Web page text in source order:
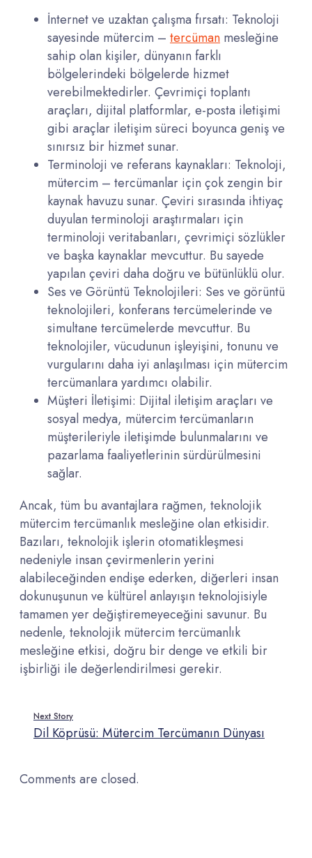
İnternet ve uzaktan çalışma fırsatı: Teknoloji
sayesinde mütercim – tercüman mesleğine
sahip olan kişiler, dünyanın farklı
bölgelerindeki bölgelerde hizmet
verebilmektedirler. Çevrimiçi toplantı
araçları, dijital platformlar, e-posta iletişimi
gibi araçlar iletişim süreci boyunca geniş ve
sınırsız bir hizmet sunar.
Terminoloji ve referans kaynakları: Teknoloji,
mütercim – tercümanlar için çok zengin bir
kaynak havuzu sunar. Çeviri sırasında ihtiyaç
duyulan terminoloji araştırmaları için
terminoloji veritabanları, çevrimiçi sözlükler
ve başka kaynaklar mevcuttur. Bu sayede
yapılan çeviri daha doğru ve bütünlüklü olur.
Ses ve Görüntü Teknolojileri: Ses ve görüntü
teknolojileri, konferans tercümelerinde ve
simultane tercümelerde mevcuttur. Bu
teknolojiler, vücudunun işleyişini, tonunu ve
vurgularını daha iyi anlaşılması için mütercim
tercümanlara yardımcı olabilir.
Müşteri İletişimi: Dijital iletişim araçları ve
sosyal medya, mütercim tercümanların
müşterileriyle iletişimde bulunmalarını ve
pazarlama faaliyetlerinin sürdürülmesini
sağlar.
Ancak, tüm bu avantajlara rağmen, teknolojik
mütercim tercümanlık mesleğine olan etkisidir.
Bazıları, teknolojik işlerin otomatikleşmesi
nedeniyle insan çevirmenlerin yerini
alabileceğinden endişe ederken, diğerleri insan
dokunuşunun ve kültürel anlayışın teknolojisiyle
tamamen yer değiştiremeyeceğini savunur. Bu
nedenle, teknolojik mütercim tercümanlık
mesleğine etkisi, doğru bir denge ve etkili bir
işbirliği ile değerlendirilmesi gerekir.
Next Story
Dil Köprüsü: Mütercim Tercümanın Dünyası
Comments are closed.